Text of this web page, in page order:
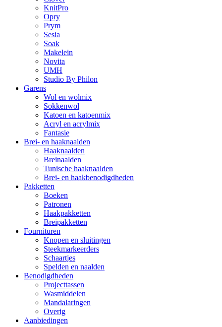
KnitPro
Opry
Prym
Sesia
Soak
Makelein
Novita
UMH
Studio By Philon
Garens
Wol en wolmix
Sokkenwol
Katoen en katoenmix
Acryl en acrylmix
Fantasie
Brei- en haaknaalden
Haaknaalden
Breinaalden
Tunische haaknaalden
Brei- en haakbenodigdheden
Pakketten
Boeken
Patronen
Haakpakketten
Breipakketten
Fournituren
Knopen en sluitingen
Steekmarkeerders
Schaartjes
Spelden en naalden
Benodigdheden
Projecttassen
Wasmiddelen
Mandalaringen
Overig
Aanbiedingen